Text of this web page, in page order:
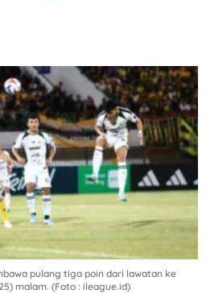
pulang tiga poin dari lawatan ke
malam. (Foto : ileague.id)